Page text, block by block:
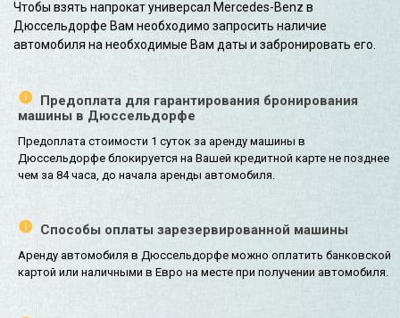
Чтобы взять напрокат универсал Mercedes-Benz в
Дюссельдорфе Вам необходимо запросить наличие
автомобиля на необходимые Вам даты и забронировать его.
Предоплата для гарантирования бронирования
машины в Дюссельдорфе
Предоплата стоимости 1 суток за аренду машины в
Дюссельдорфе блокируется на Вашей кредитной карте не позднее
чем за 84 часа, до начала аренды автомобиля.
Способы оплаты зарезервированной машины
Аренду автомобиля в Дюссельдорфе можно оплатить банковской
картой или наличными в Евро на месте при получении автомобиля.